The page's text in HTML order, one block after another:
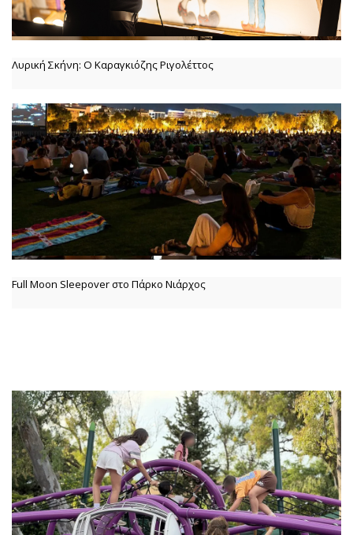
Λυρική Σκήνη: Ο Καραγκιόζης Ριγολέττος
Full Moon Sleepover στο Πάρκο Νιάρχος